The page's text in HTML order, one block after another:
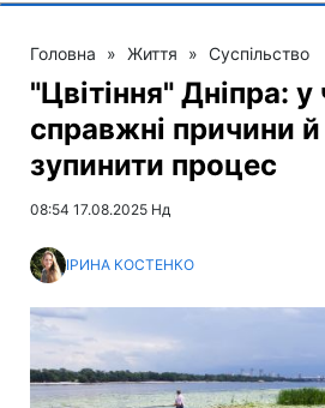
Головна » Життя » Суспільство
"Цвітіння" Дніпра:
справжні причини
зупинити процес
08:54 17.08.2025 Нд
ІРИНА КОСТЕНКО